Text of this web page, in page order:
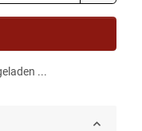
...